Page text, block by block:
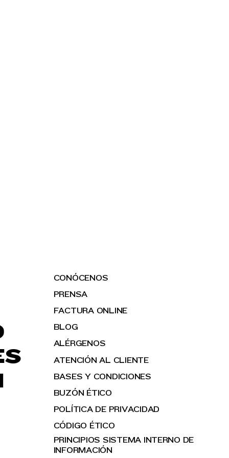
CONÓCENOS
PRENSA
FACTURA ONLINE
BLOG
ALÉRGENOS
ATENCIÓN AL CLIENTE
BASES Y CONDICIONES
BUZÓN ÉTICO
POLÍTICA DE PRIVACIDAD
CÓDIGO ÉTICO
PRINCIPIOS SISTEMA INTERNO DE
INFORMACIÓN